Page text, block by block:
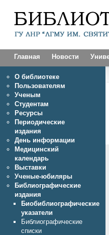
Главная Новости
О библиотеке
Пользователям
Ученым
Студентам
Ресурсы
Периодические
издания
День информации
Медицинский
календарь
Выставки
Ученые-юбиляры
Библиографические
издания
Биобиблиографические
указатели
Библиографические
списки